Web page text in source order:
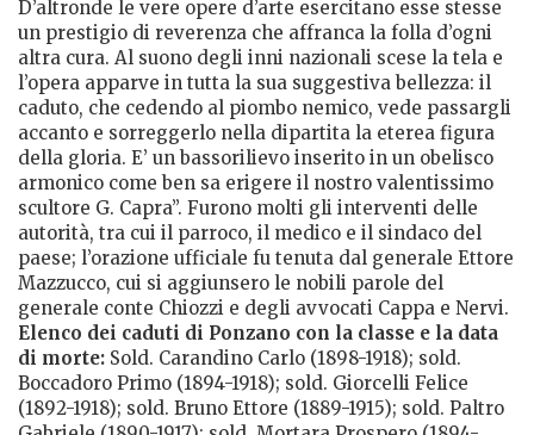
D’altronde le vere opere d’arte esercitano esse stesse
un prestigio di reverenza che affranca la folla d’ogni
altra cura. Al suono degli inni nazionali scese la tela e
l’opera apparve in tutta la sua suggestiva bellezza: il
caduto, che cedendo al piombo nemico, vede passargli
accanto e sorreggerlo nella dipartita la eterea figura
della gloria. E’ un bassorilievo inserito in un obelisco
armonico come ben sa erigere il nostro valentissimo
scultore G. Capra”. Furono molti gli interventi delle
autorità, tra cui il parroco, il medico e il sindaco del
paese; l’orazione ufficiale fu tenuta dal generale Ettore
Mazzucco, cui si aggiunsero le nobili parole del
generale conte Chiozzi e degli avvocati Cappa e Nervi.
Elenco dei caduti di Ponzano con la classe e la data
di morte: Sold. Carandino Carlo (1898-1918); sold.
Boccadoro Primo (1894-1918); sold. Giorcelli Felice
(1892-1918); sold. Bruno Ettore (1889-1915); sold. Paltro